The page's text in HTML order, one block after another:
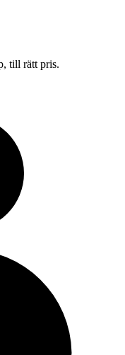
till rätt pris.